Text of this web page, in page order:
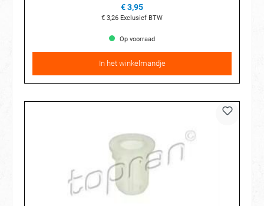
€ 3,95
€ 3,26 Exclusief BTW
Op voorraad
In het winkelmandje